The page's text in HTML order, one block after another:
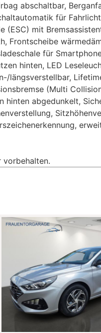
abschaltbar,
für
mit
Frontscheibe
für
hinten, LED
längsverstellbar,
(Multi
hinten abgedunkelt,
vorbehalten.